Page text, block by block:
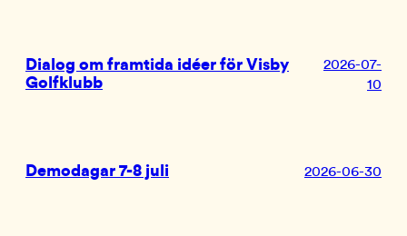
Dialog om framtida idéer för Visby
Golfklubb
2026-07-
10
Demodagar 7-8 juli 2026-06-30